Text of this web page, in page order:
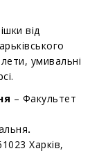
від
умивальні
– Факультет
.
Харків,